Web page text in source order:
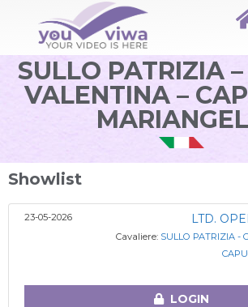
SULLO PATRIZIA –
VALENTINA –
Showlist
23-05-2026 LTD.
Cavaliere: SULLO PATRIZIA -
LOGIN